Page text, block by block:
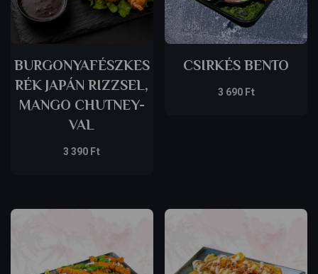
BURGONYAFÉSZKES
RÉK JAPÁN RIZZSEL,
MANGO CHUTNEY-
VAL
3 390Ft
CSIRKÉS BENTO
3 690Ft